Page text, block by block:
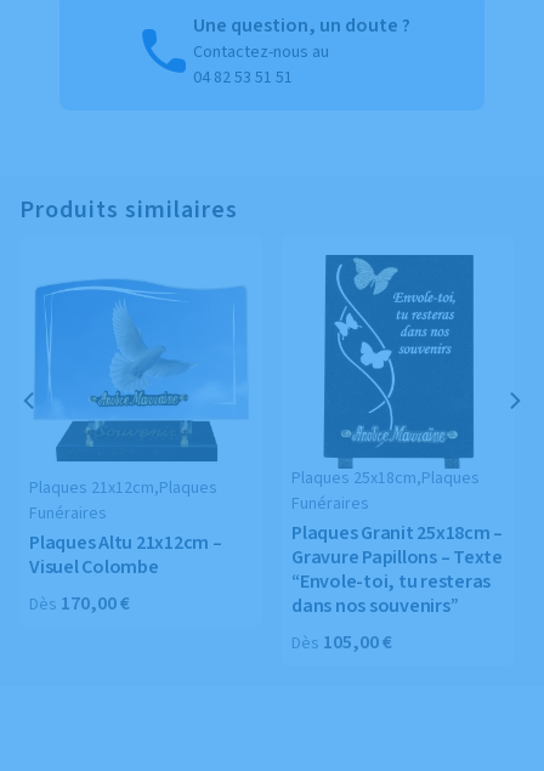
Une question, un doute ?
Contactez-nous au
04 82 53 51 51
Produits similaires
Plaques 21x12cm,Plaques
Funéraires
Plaques Altu 21x12cm –
Visuel Colombe
Dès 170,00€
Plaques 25x18cm,Plaques
Funéraires
Plaques Granit 25x18cm –
Gravure Papillons – Texte
“Envole-toi, tu resteras
dans nos souvenirs”
Dès 105,00€